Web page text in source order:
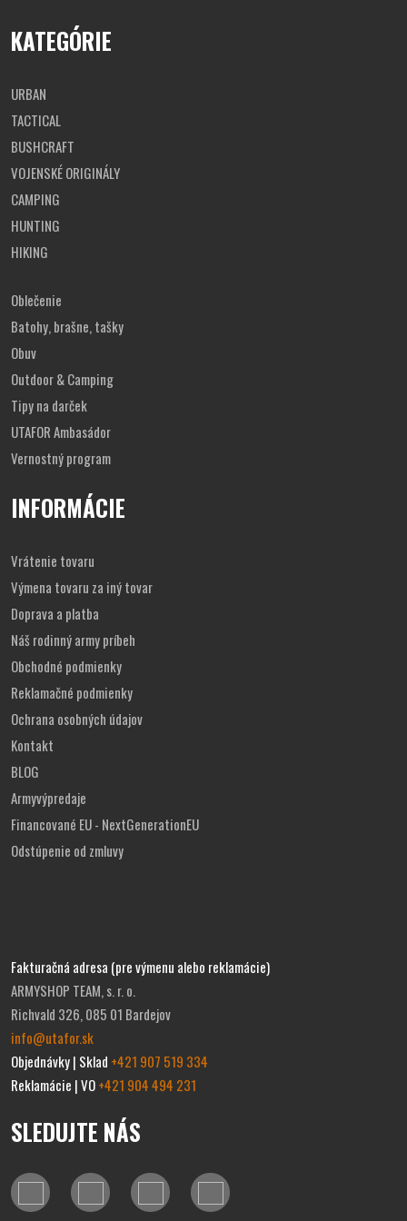
KATEGÓRIE
URBAN
TACTICAL
BUSHCRAFT
VOJENSKÉ ORIGINÁLY
CAMPING
HUNTING
HIKING
Oblečenie
Batohy, brašne, tašky
Obuv
Outdoor & Camping
Tipy na darček
UTAFOR Ambasádor
Vernostný program
INFORMÁCIE
Vrátenie tovaru
Výmena tovaru za iný tovar
Doprava a platba
Náš rodinný army príbeh
Obchodné podmienky
Reklamačné podmienky
Ochrana osobných údajov
Kontakt
BLOG
Armyvýpredaje
Financované EU - NextGenerationEU
Odstúpenie od zmluvy
Fakturačná adresa (pre výmenu alebo reklamácie)
ARMYSHOP TEAM, s. r. o.
Richvald 326, 085 01 Bardejov
info@utafor.sk
Objednávky | Sklad +421 907 519 334
Reklamácie | VO+421 904 494 231
SLEDUJTE NÁS